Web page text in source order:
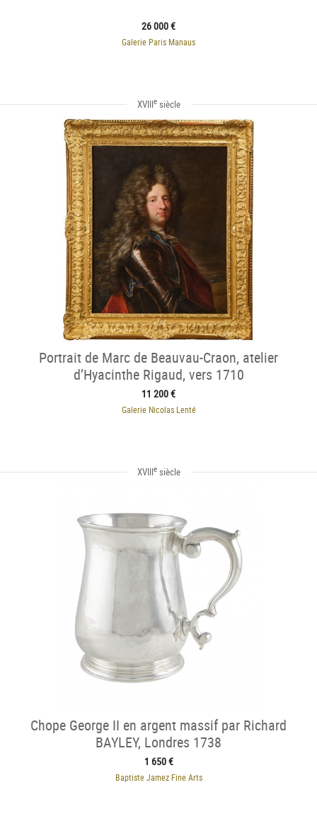
26 000 €
Galerie Paris Manaus
XVIIIesiècle
Portrait de Marc de Beauvau-Craon, atelier
d’Hyacinthe Rigaud, vers 1710
11 200 €
Galerie Nicolas Lenté
XVIIIesiècle
Chope George II en argent massif par Richard
BAYLEY, Londres 1738
1 650 €
Baptiste Jamez Fine Arts